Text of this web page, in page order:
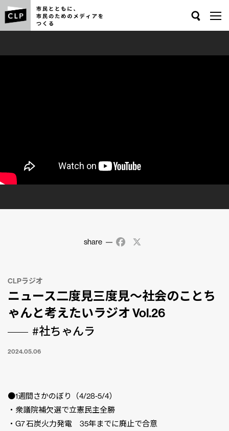
share Facebook
CLPラジオ
ニュース二度見三度見〜社会のことち
ゃんと考えたいラジオ Vol.26
#社ちゃんラ
2024.05.06
●1週間さかのぼり（4/28-5/4）
・衆議院補欠選で立憲民主全勝
・G7 石炭火力発電 35年までに廃止で合意